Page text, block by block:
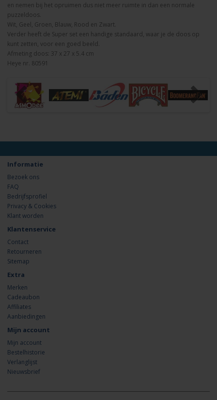
en nemen bij het opruimen dus niet meer ruimte in dan een normale
puzzeldoos.
Wit, Geel, Groen, Blauw, Rood en Zwart.
Verder heeft de Super set een handige standaard, waar je de doos op
kunt zetten, voor een goed beeld.
Afmeting doos: 37 x 27 x 5.4 cm
Heye nr. 80591
Informatie
Bezoek ons
FAQ
Bedrijfsprofiel
Privacy & Cookies
Klant worden
Klantenservice
Contact
Retourneren
Sitemap
Extra
Merken
Cadeaubon
Affiliates
Aanbiedingen
Mijn account
Mijn account
Bestelhistorie
Verlanglijst
Nieuwsbrief